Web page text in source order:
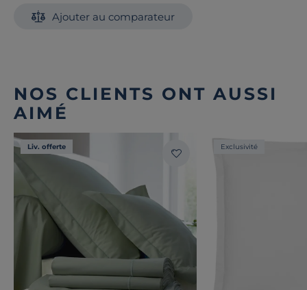
Ajouter au comparateur
NOS CLIENTS ONT AUSSI
AIMÉ
Liv. offerte Exclusivité